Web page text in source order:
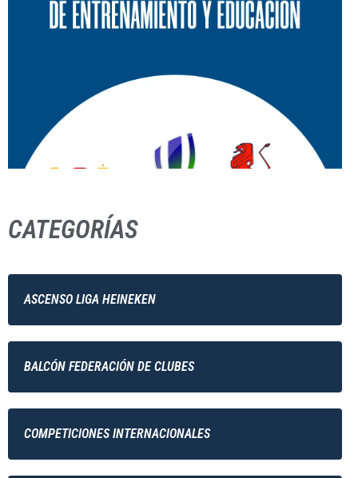
CATEGORÍAS
ASCENSO LIGA HEINEKEN
BALCÓN FEDERACIÓN DE CLUBES
COMPETICIONES INTERNACIONALES